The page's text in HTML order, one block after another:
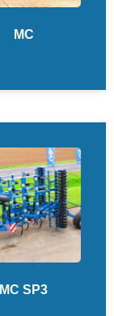
MC
MC SP3